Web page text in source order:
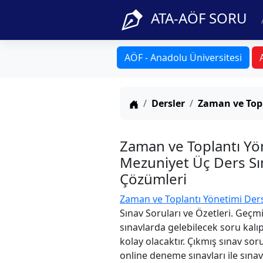
ATA-AÖF SORU
AÖF - Anadolu Üniversitesi
Anasayfa
Dersler Zaman ve
Zaman ve Toplantı
Mezuniyet Üç Ders
Çözümleri
Zaman ve Toplantı Yönetimi
Sınav Soruları ve Özetleri.
sınavlarda gelebilecek soru
kolay olacaktır. Çıkmış sınav
online deneme sınavları ile